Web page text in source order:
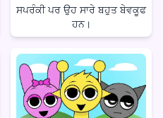
ਸਪਰੰਕੀ ਪਰ ਉਹ ਸਾਰੇ ਬਹੁਤ ਬੇਵਕੂਫ
ਹਨ।